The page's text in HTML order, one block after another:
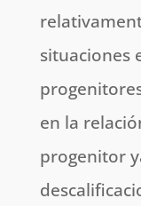
situaciones
en la
progenitor